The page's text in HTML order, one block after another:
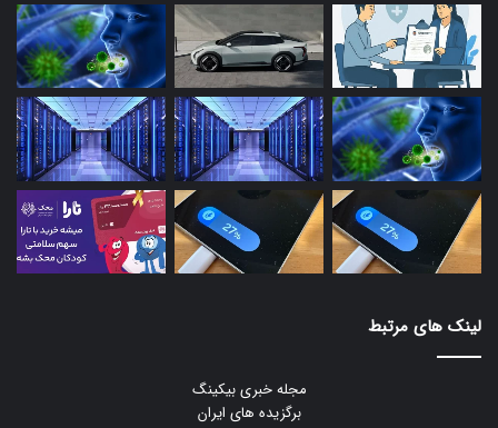
لینک های مرتبط
مجله خبری بیکینگ
برگزیده های ایران